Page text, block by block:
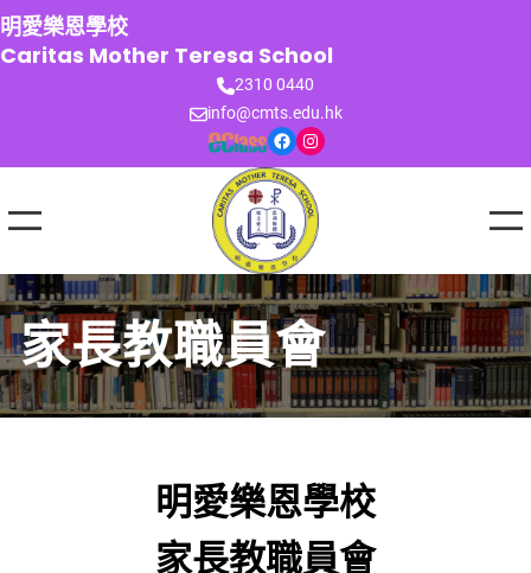
跳
至
主
明愛樂恩學校
Caritas Mother Teresa School
2310 0440
info@cmts.edu.hk
Facebook Instagram
家長教職員會
明愛樂恩學校
家長教職員會